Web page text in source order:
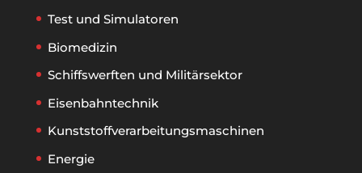
Test und Simulatoren
Biomedizin
Schiffswerften und Militärsektor
Eisenbahntechnik
Kunststoff­verarbeitungs­maschinen
Energie